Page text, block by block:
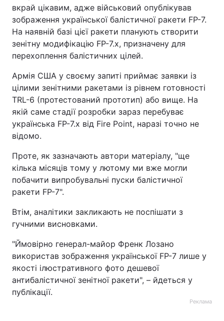
вкрай цікавим, адже військовий опублікував
зображення української балістичної ракети FP-7.
На наявній базі цієї ракети планують створити
зенітну модифікацію FP-7.x, призначену для
перехоплення балістичних цілей.
Армія США у своєму запиті приймає заявки із
цілими зенітними ракетами із рівнем готовності
TRL-6 (протестований прототип) або вище. На
якій саме стадії розробки зараз перебуває
українська FP-7.x від Fire Point, наразі точно не
відомо.
Проте, як зазначають автори матеріалу, "ще
кілька місяців тому у лютому ми вже могли
побачити випробувальні пуски балістичної
ракети FP-7".
Втім, аналітики закликають не поспішати з
гучними висновками.
"Ймовірно генерал-майор Френк Лозано
використав зображення української FP-7 лише у
якості ілюстративного фото дешевої
антибалістичної зенітної ракети", – йдеться у
публікації.
Реклама